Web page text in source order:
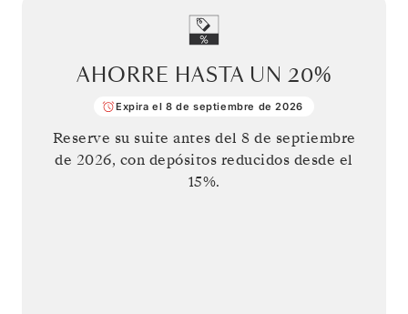
AHORRE HASTA UN 20%
Expira el 8 de septiembre de 2026
Reserve su suite antes del 8 de septiembre
de 2026, con depósitos reducidos desde el
15%.